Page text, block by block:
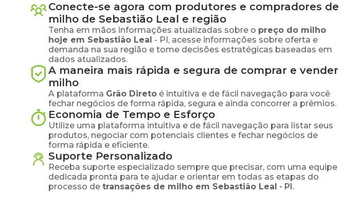
Conecte-se agora com produtores e compradores de
milho de Sebastião Leal e região
Tenha em mãos informações atualizadas sobre o preço do milho
hoje em Sebastião Leal - PI, acesse informações sobre oferta e
demanda na sua região e tome decisões estratégicas baseadas em
dados atualizados.
A maneira mais rápida e segura de comprar e vender
milho
A plataforma Grão Direto é intuitiva e de fácil navegação para você
fechar negócios de forma rápida, segura e ainda concorrer a prêmios.
Economia de Tempo e Esforço
Utilize uma plataforma intuitiva e de fácil navegação para listar seus
produtos, negociar com potenciais clientes e fechar negócios de
forma rápida e eficiente.
Suporte Personalizado
Receba suporte especializado sempre que precisar, com uma equipe
dedicada pronta para te ajudar e orientar em todas as etapas do
processo de transações de milho em Sebastião Leal - PI.